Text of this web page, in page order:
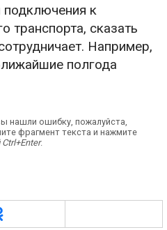
к
транспорта, сказать
Например,
полгода
нашли ошибку, пожалуйста,
фрагмент текста и нажмите
.